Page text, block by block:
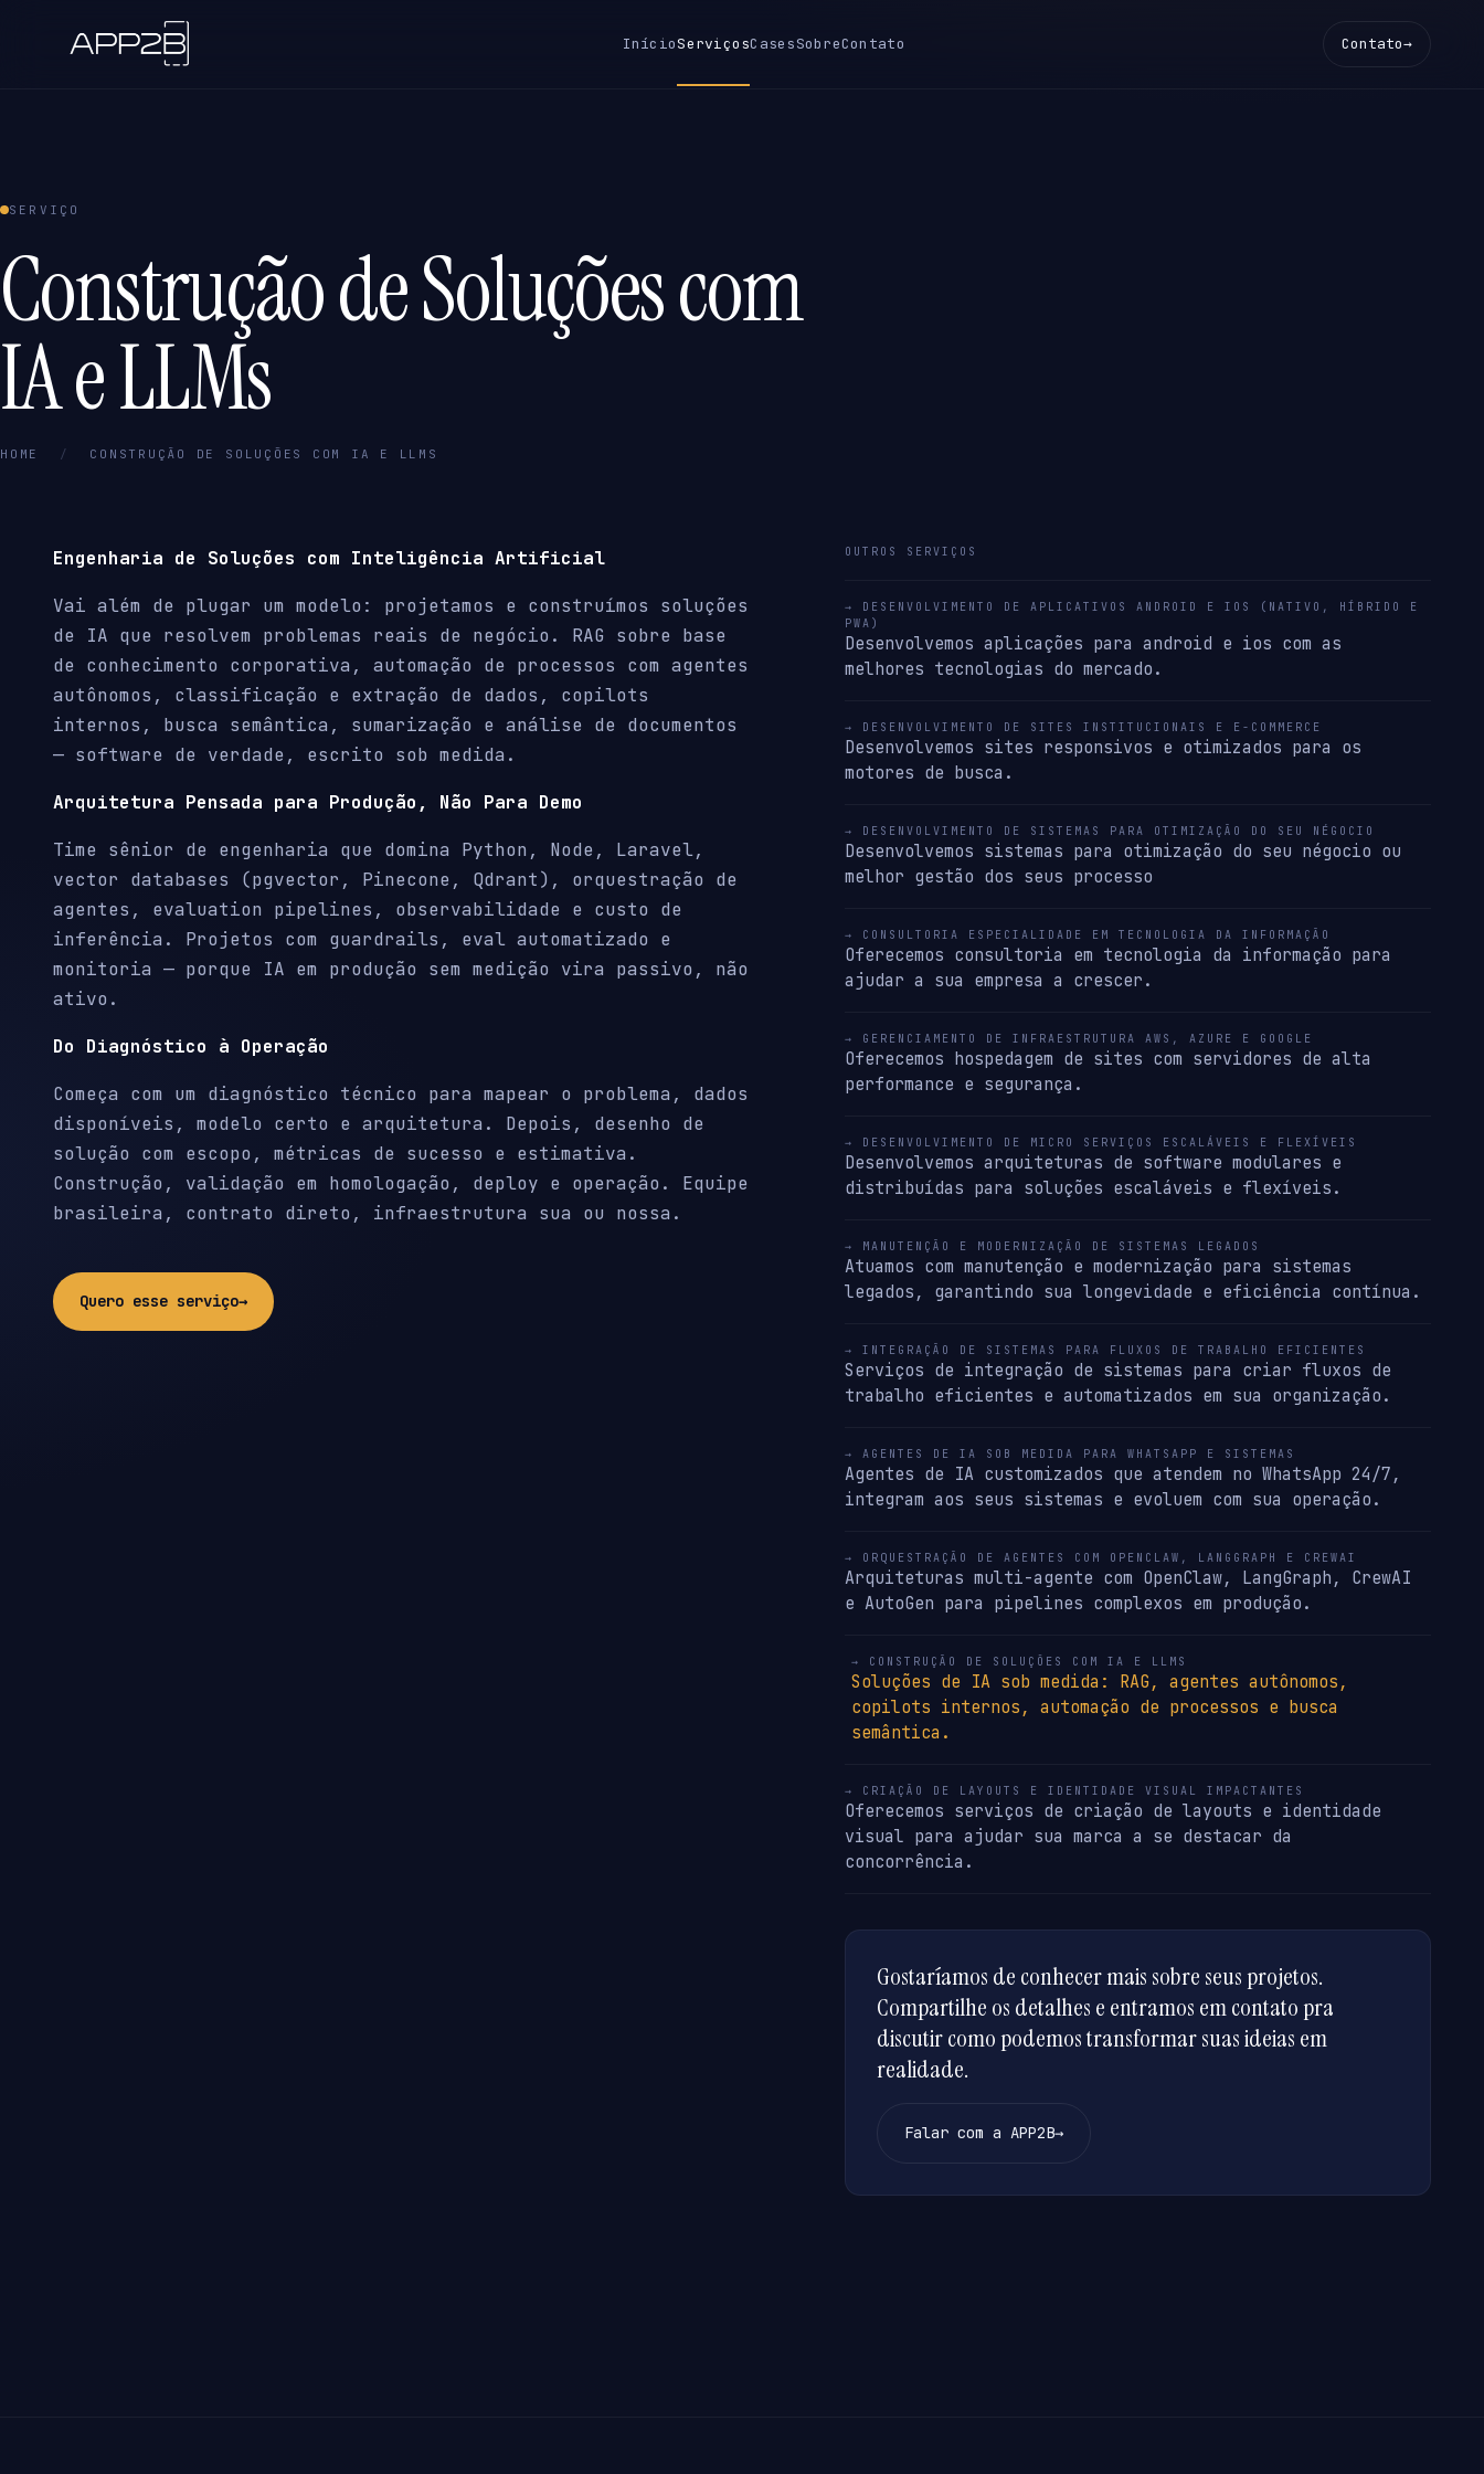
InícioServiçosCasesSobreContato Contato→
SERVIÇO
Construção de Soluções com
IA e LLMs
HOME / CONSTRUÇÃO DE SOLUÇÕES COM IA E LLMS
Engenharia de Soluções com Inteligência Artificial
Vai além de plugar um modelo: projetamos e construímos soluções
de IA que resolvem problemas reais de negócio. RAG sobre base
de conhecimento corporativa, automação de processos com agentes
autônomos, classificação e extração de dados, copilots
internos, busca semântica, sumarização e análise de documentos
— software de verdade, escrito sob medida.
Arquitetura Pensada para Produção, Não Para Demo
Time sênior de engenharia que domina Python, Node, Laravel,
vector databases (pgvector, Pinecone, Qdrant), orquestração de
agentes, evaluation pipelines, observabilidade e custo de
inferência. Projetos com guardrails, eval automatizado e
monitoria — porque IA em produção sem medição vira passivo, não
ativo.
Do Diagnóstico à Operação
Começa com um diagnóstico técnico para mapear o problema, dados
disponíveis, modelo certo e arquitetura. Depois, desenho de
solução com escopo, métricas de sucesso e estimativa.
Construção, validação em homologação, deploy e operação. Equipe
brasileira, contrato direto, infraestrutura sua ou nossa.
Quero esse serviço→
OUTROS SERVIÇOS
→ DESENVOLVIMENTO DE APLICATIVOS ANDROID E IOS (NATIVO, HÍBRIDO E
PWA)
Desenvolvemos aplicações para android e ios com as
melhores tecnologias do mercado.
→ DESENVOLVIMENTO DE SITES INSTITUCIONAIS E E-COMMERCE
Desenvolvemos sites responsivos e otimizados para os
motores de busca.
→ DESENVOLVIMENTO DE SISTEMAS PARA OTIMIZAÇÃO DO SEU NÉGOCIO
Desenvolvemos sistemas para otimização do seu négocio ou
melhor gestão dos seus processo
→ CONSULTORIA ESPECIALIDADE EM TECNOLOGIA DA INFORMAÇÃO
Oferecemos consultoria em tecnologia da informação para
ajudar a sua empresa a crescer.
→ GERENCIAMENTO DE INFRAESTRUTURA AWS, AZURE E GOOGLE
Oferecemos hospedagem de sites com servidores de alta
performance e segurança.
→ DESENVOLVIMENTO DE MICRO SERVIÇOS ESCALÁVEIS E FLEXÍVEIS
Desenvolvemos arquiteturas de software modulares e
distribuídas para soluções escaláveis e flexíveis.
→ MANUTENÇÃO E MODERNIZAÇÃO DE SISTEMAS LEGADOS
Atuamos com manutenção e modernização para sistemas
legados, garantindo sua longevidade e eficiência contínua.
→ INTEGRAÇÃO DE SISTEMAS PARA FLUXOS DE TRABALHO EFICIENTES
Serviços de integração de sistemas para criar fluxos de
trabalho eficientes e automatizados em sua organização.
→ AGENTES DE IA SOB MEDIDA PARA WHATSAPP E SISTEMAS
Agentes de IA customizados que atendem no WhatsApp 24/7,
integram aos seus sistemas e evoluem com sua operação.
→ ORQUESTRAÇÃO DE AGENTES COM OPENCLAW, LANGGRAPH E CREWAI
Arquiteturas multi-agente com OpenClaw, LangGraph, CrewAI
e AutoGen para pipelines complexos em produção.
→ CONSTRUÇÃO DE SOLUÇÕES COM IA E LLMS
Soluções de IA sob medida: RAG, agentes autônomos,
copilots internos, automação de processos e busca
semântica.
→ CRIAÇÃO DE LAYOUTS E IDENTIDADE VISUAL IMPACTANTES
Oferecemos serviços de criação de layouts e identidade
visual para ajudar sua marca a se destacar da
concorrência.
Gostaríamos de conhecer mais sobre seus projetos.
Compartilhe os detalhes e entramos em contato pra
discutir como podemos transformar suas ideias em
realidade.
Falar com a APP2B→